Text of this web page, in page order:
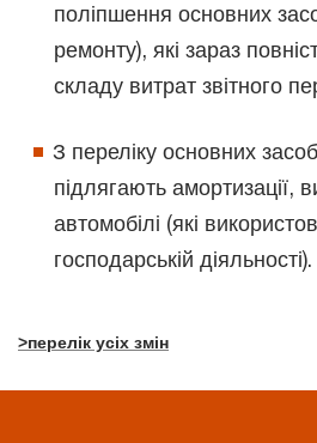
поліпшення основних
ремонту), які зараз
складу витрат звітного
З переліку основних
підлягають амортизації,
автомобілі (які
господарській діяльності).
>перелік усіх змін